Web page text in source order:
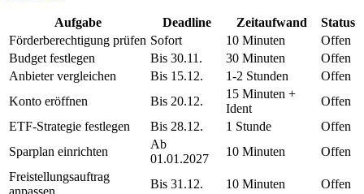
Aufgabe Deadline Zeitaufwand
Status
Förderberechtigung prüfen Sofort 10 Minuten
Offen
Budget festlegen
Bis 30.11. 30 Minuten
Offen
Anbieter vergleichen
Bis 15.12. 1-2 Stunden
Offen
Konto eröffnen
Bis 20.12.
15 Minuten +
Ident
Offen
ETF-Strategie festlegen
Bis 28.12. 1 Stunde
Offen
Sparplan einrichten
Ab
01.01.2027
10 Minuten
Offen
Freistellungsauftrag
anpassen
Bis 31.12. 10 Minuten
Offen